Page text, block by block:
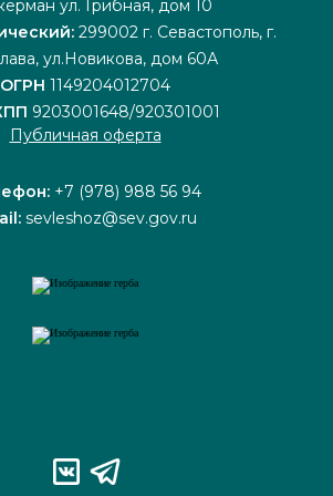
ул. Грибная, дом 10
299002 г. Севастополь, г.
ул.Новикова, дом 60А
ОГРН 1149204012704
9203001648/920301001
Публичная оферта
+7 (978) 988 56 94
sevleshoz@sev.gov.ru